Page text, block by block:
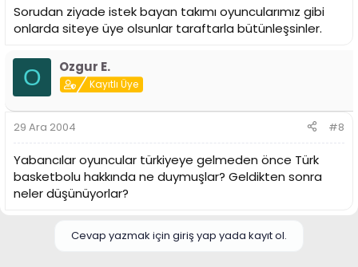
Sorudan ziyade istek bayan takımı oyuncularımız gibi
onlarda siteye üye olsunlar taraftarla bütünleşsinler.
O Ozgur E.
Kayıtlı Üye
29 Ara 2004 #8
Yabancılar oyuncular türkiyeye gelmeden önce Türk
basketbolu hakkında ne duymuşlar? Geldikten sonra
neler düşünüyorlar?
Cevap yazmak için giriş yap yada kayıt ol.